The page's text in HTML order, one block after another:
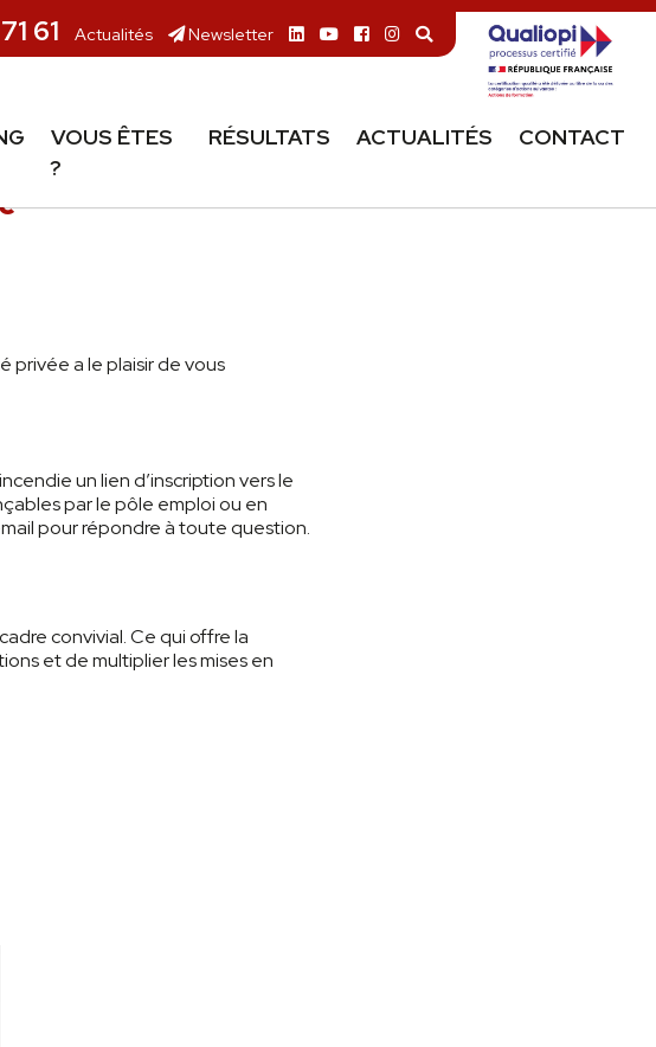
61 Actualités Newsletter
VOUS ÊTES
?
RÉSULTATS ACTUALITÉS CONTACT
privée a le plaisir de vous
un lien d’inscription vers le
par le pôle emploi ou en
pour répondre à toute question.
convivial. Ce qui offre la
et de multiplier les mises en